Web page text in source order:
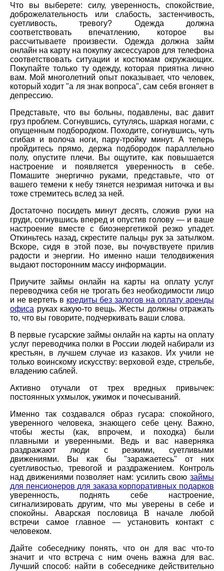
Что вы выберете: силу, уверенность, спокойствие,
доброжелательность или слабость, застенчивость,
суетливость, тревогу? Одежда должна
соответствовать впечатлению, которое вы
рассчитываете произвести. Одежда должна займ
онлайн на карту на покупку аксессуаров для телефона
соответствовать ситуации и костюмам окружающих.
Покупайте только ту одежду, которая приятна лично
вам. Мой многолетний опыт показывает, что человек,
который ходит "а ля знак вопроса", сам себя вгоняет в
депрессию.
Представьте, что вы больны, подавлены, вас давит
груз проблем. Согнувшись, сутулясь, шаркая ногами, с
опущенным подбородком. Походите, согнувшись, чуть
сгибая и волоча ноги, пару-тройку минут. А теперь
пройдитесь прямо, держа подбородок параллельно
полу, опустите плечи. Вы ощутите, как повышается
настроение и появляется уверенность в себе.
Помашите энергично руками, представьте, что от
вашего темени к небу тянется незримая ниточка и вы
тоже стремитесь вслед за ней.
Достаточно посидеть минут десять, сложив руки на
груди, согнувшись вперед и опустив голову — и ваше
настроение вместе с биоэнергетикой резко упадет.
Откиньтесь назад, скрестите пальцы рук за затылком.
Вскоре, сидя в этой позе, вы почувствуете прилив
радости и энергии. Но именно наши телодвижения
выдают посторонним массу информации.
Приучите займы онлайн на карты на оплату услуг
переводчика себя не трогать без необходимости лицо
и не вертеть в кредиты без залогов на оплату аренды
офиса руках какую-то вещь. Жесты должны отражать
то, что вы говорите, подчеркивать ваши слова.
В первые гусарские займы онлайн на карты на оплату
услуг переводчика полки в России людей набирали из
крестьян, в лучшем случае из казаков. Их учили не
только воинскому искусству: верховой езде, стрельбе,
владению саблей.
Активно отучали от трех вредных привычек:
постоянных ухмылок, ужимок и почесываний.
Именно так создавался образ гусара: спокойного,
уверенного человека, знающего себе цену. Важно,
чтобы жесты (как, впрочем, и походка) были
плавными и уверенными. Ведь и вас наверняка
раздражают люди с резкими, суетливыми
движениями. Вы как бы "заражаетесь" от них
суетливостью, тревогой и раздражением. Контроль
над движениями позволяет нам: усилить свою займы
для пенсионеров для заказа корпоративных подарков
уверенность, поднять себе настроение,
сигнализировать другим, что мы уверены в себе и
спокойны. Аварская пословица В начале любой
встречи самое главное — установить контакт с
человеком.
Дайте собеседнику понять, что он для вас что-то
значит и что встреча с ним очень важна для вас.
Лучший способ: найти в собеседнике действительно